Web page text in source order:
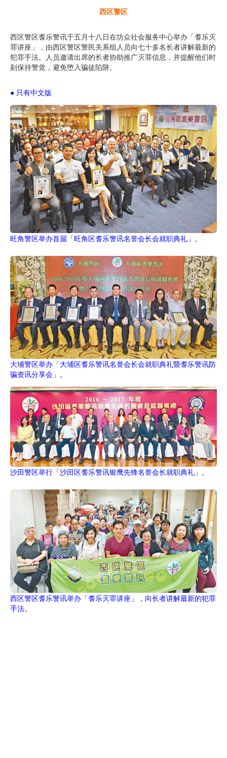
西区警区
西区警区耆乐警讯于五月十八日在坊众社会服务中心举办「耆乐灭
罪讲座」，由西区警区警民关系组人员向七十多名长者讲解最新的
犯罪手法。人员邀请出席的长者协助推广灭罪信息，并提醒他们时
刻保持警觉，避免堕入骗徒陷阱。
● 只有中文版
旺角警区举办首届「旺角区耆乐警讯名誉会长会就职典礼」。
大埔警区举办「大埔区耆乐警讯名誉会长会就职典礼暨耆乐警讯防
骗资讯分享会」。
沙田警区举行「沙田区耆乐警讯银鹰先锋名誉会长就职典礼」。
西区警区耆乐警讯举办「耆乐灭罪讲座」，向长者讲解最新的犯罪
手法。